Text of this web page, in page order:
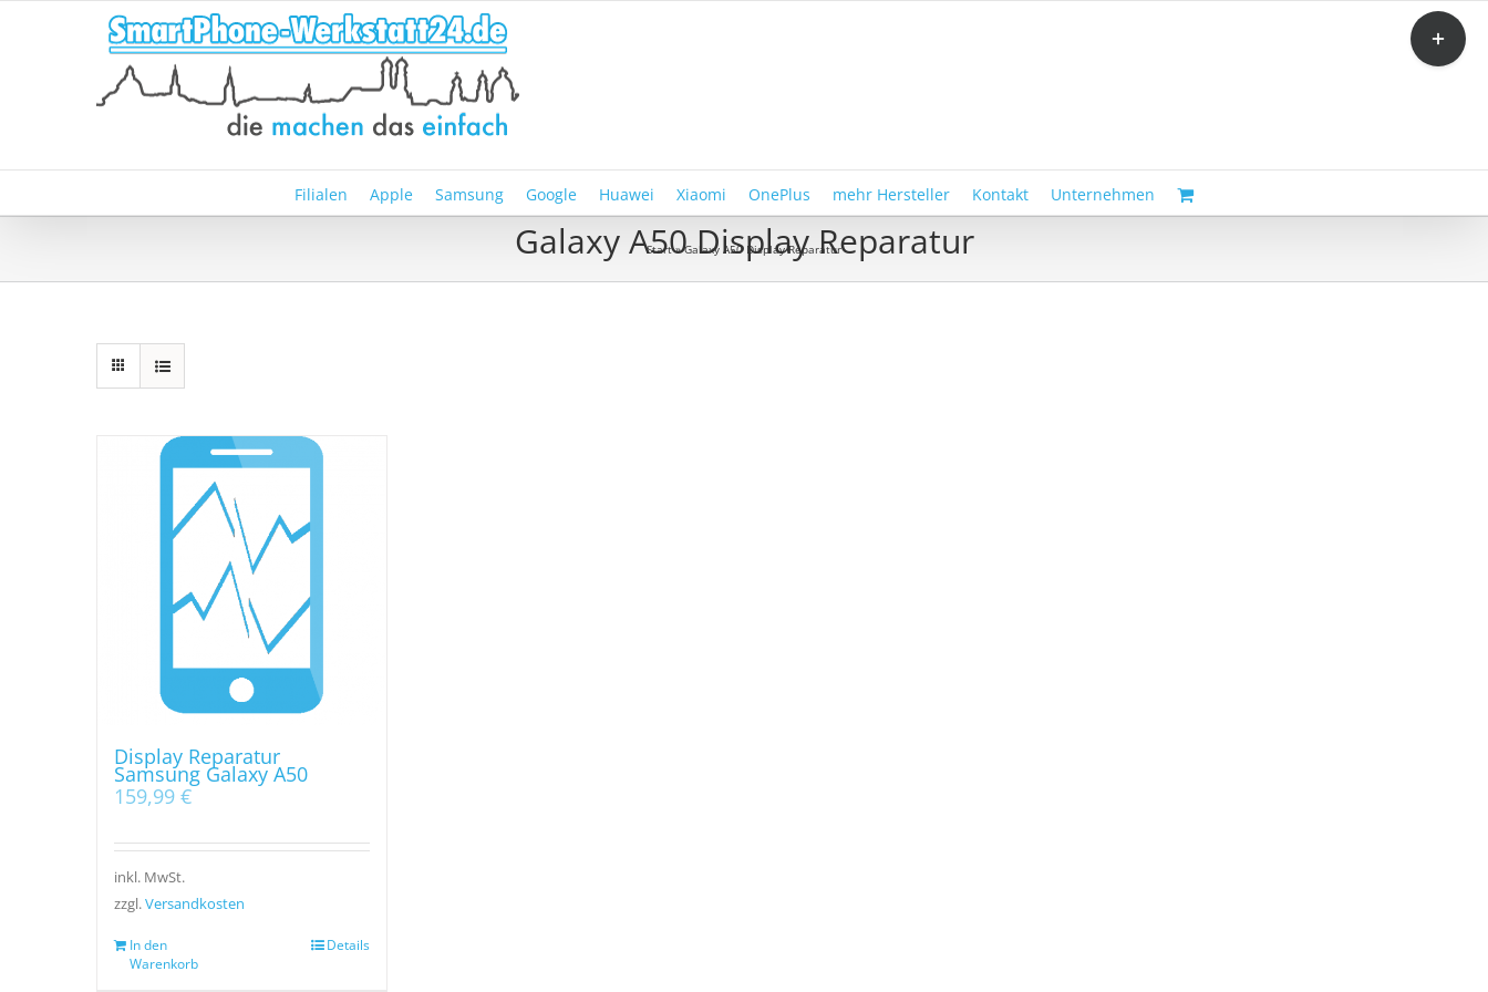
Filialen Apple Samsung Google Huawei Xiaomi OnePlus mehr Hersteller Kontakt Unternehmen
Galaxy A50 Display Reparatur
Start»Galaxy A50 Display Reparatur
Display Reparatur
Samsung Galaxy A50
159,99 €
inkl. MwSt.
zzgl.Versandkosten
In den
Warenkorb
Details
Toggle
Sliding
Bar